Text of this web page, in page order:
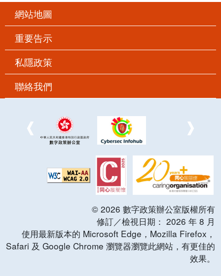
網站地圖
重要告示
私隱政策
聯絡我們
© 2026 數字政策辦公室版權所有
修訂／檢視日期： 2026 年 8 月
使用最新版本的 Microsoft Edge，Mozilla Firefox，
Safari 及 Google Chrome 瀏覽器瀏覽此網站，有更佳的
效果。